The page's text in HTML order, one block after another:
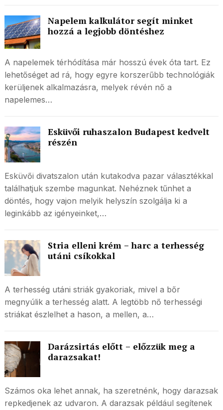
Napelem kalkulátor segít minket
hozzá a legjobb döntéshez
A napelemek térhódítása már hosszú évek óta tart. Ez
lehetőséget ad rá, hogy egyre korszerűbb technológiák
kerüljenek alkalmazásra, melyek révén nő a
napelemes…
Esküvői ruhaszalon Budapest kedvelt
részén
Esküvői divatszalon után kutakodva pazar választékkal
találhatjuk szembe magunkat. Nehéznek tűnhet a
döntés, hogy vajon melyik helyszín szolgálja ki a
leginkább az igényeinket,…
Stria elleni krém – harc a terhesség
utáni csíkokkal
A terhesség utáni striák gyakoriak, mivel a bőr
megnyúlik a terhesség alatt. A legtöbb nő terhességi
striákat észlelhet a hason, a mellen, a…
Darázsirtás előtt – előzzük meg a
darazsakat!
Számos oka lehet annak, ha szeretnénk, hogy darazsak
repkedjenek az udvaron. A darazsak például segítenek